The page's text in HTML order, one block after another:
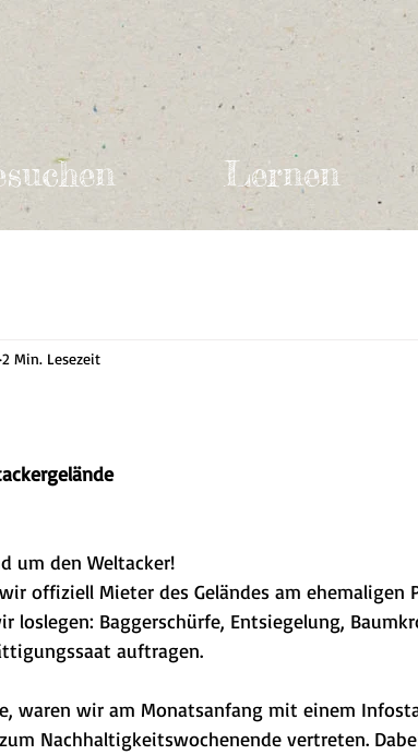
Lernen
2 Min. Lesezeit
um den Weltacker!
offiziell Mieter des Geländes am ehemaligen
loslegen: Baggerschürfe, Entsiegelung,
auftragen.
waren wir am Monatsanfang mit einem
Nachhaltigkeitswochenende vertreten.